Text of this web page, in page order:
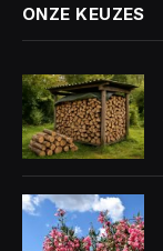
ONZE KEUZES